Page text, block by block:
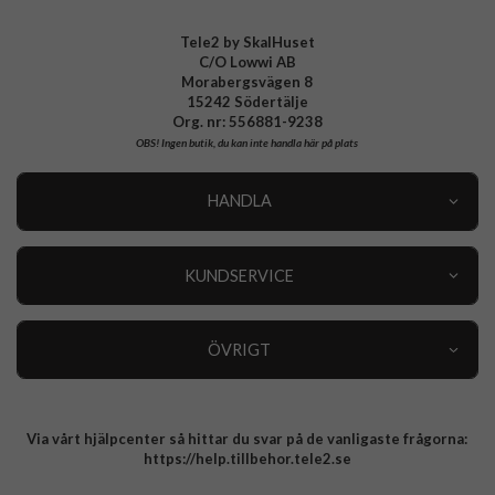
Tele2 by SkalHuset
C/O Lowwi AB
Morabergsvägen 8
15242 Södertälje
Org. nr: 556881-9238
OBS!Ingen butik, du kan inte handla här på plats
HANDLA
KUNDSERVICE
ÖVRIGT
Integritetspolicy
Via vårt hjälpcenter så hittar du svar på de vanligaste frågorna:
https://help.tillbehor.tele2.se